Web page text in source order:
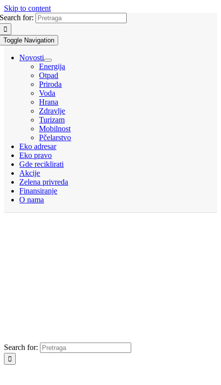
Skip to content
Search for:
Toggle Navigation
Novosti
Energija
Otpad
Priroda
Voda
Hrana
Zdravlje
Turizam
Mobilnost
Pčelarstvo
Eko adresar
Eko pravo
Gde reciklirati
Akcije
Zelena privreda
Finansiranje
O nama
Search for: